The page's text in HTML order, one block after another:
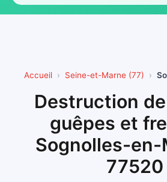
Accueil Seine-et-Marne (77)
Destruction
guêpes et
Sognolles-
77520